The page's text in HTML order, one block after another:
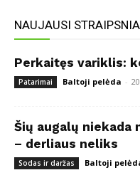
NAUJAUSI
Perkaitęs variklis:
Patarimai Baltoji pelėda -
Šių augalų niekada
– derliaus neliks
Sodas ir daržas Baltoji